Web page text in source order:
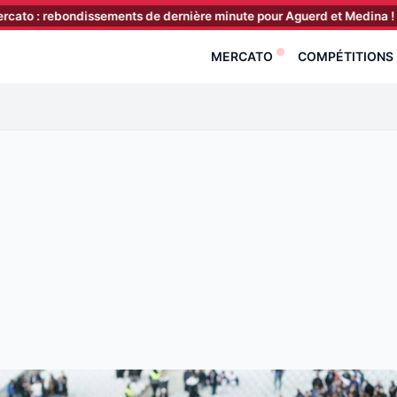
de dernière minute pour Aguerd et Medina ! [08:40]
MERCATO COMPÉTITIONS